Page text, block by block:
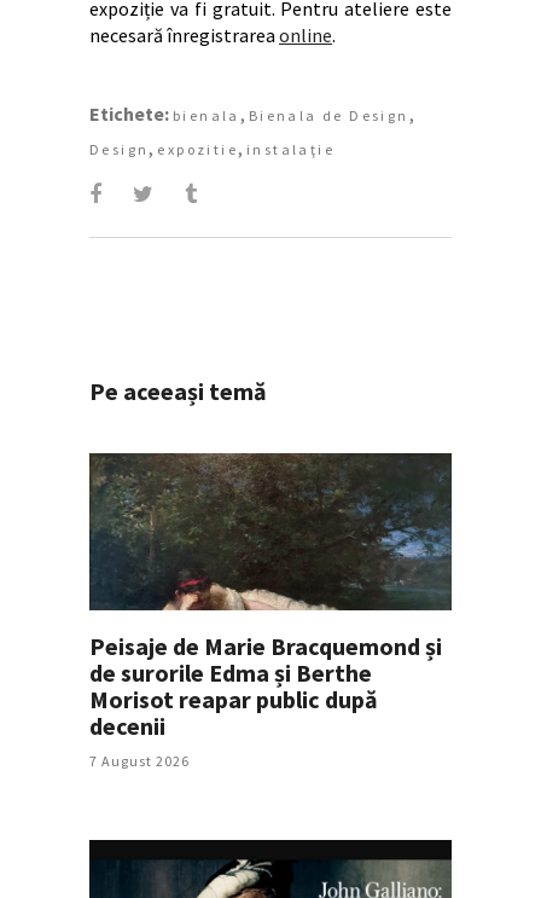
expoziție va fi gratuit. Pentru ateliere este
necesară înregistrarea online.
Etichete: bienala , Bienala de Design ,
Design, expozitie, instalaţie
Pe aceeași temă
Peisaje de Marie Bracquemond și
de surorile Edma și Berthe
Morisot reapar public după
decenii
7 August 2026